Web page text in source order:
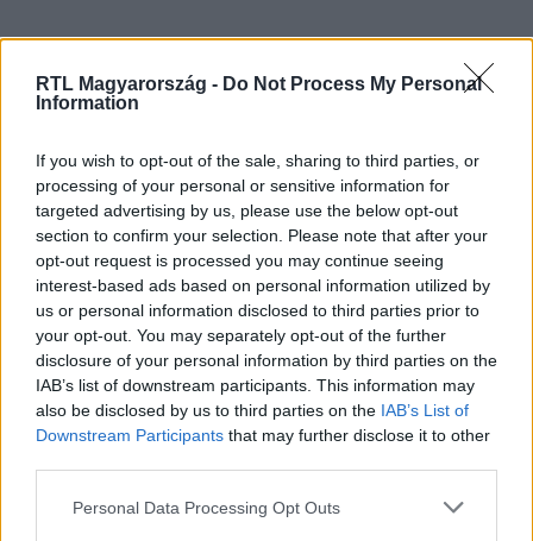
RTL Magyarország - Do Not Process My Personal
Information
If you wish to opt-out of the sale, sharing to third parties, or
processing of your personal or sensitive information for
targeted advertising by us, please use the below opt-out
section to confirm your selection. Please note that after your
opt-out request is processed you may continue seeing
interest-based ads based on personal information utilized by
us or personal information disclosed to third parties prior to
your opt-out. You may separately opt-out of the further
disclosure of your personal information by third parties on the
IAB’s list of downstream participants. This information may
also be disclosed by us to third parties on the IAB’s List of
Downstream Participants that may further disclose it to other
Please note that this website/app uses one or more Google
Personal Data Processing Opt Outs
Kövess minket, és értesülj a friss hírekről a
Facebookon is!
Követem
#ÉLETMÓD # ZÖLD VÁROSOK #KÖRNYEZETVÉDELEM